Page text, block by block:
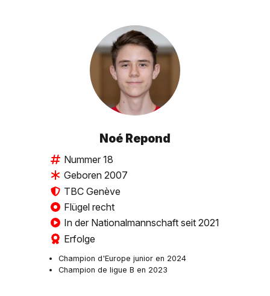
Noé Repond
Nummer 18
Geboren 2007
TBC Genève
Flügel recht
In der Nationalmannschaft seit 2021
Erfolge
Champion d'Europe junior en 2024
Champion de ligue B en 2023